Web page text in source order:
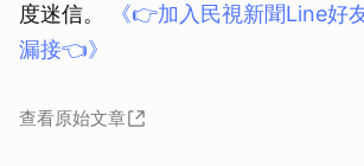
度迷信。
《👉加入民視新聞Line好
漏接👈》
查看原始文章